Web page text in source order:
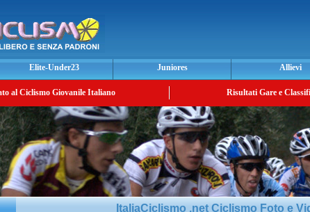
Elite-Under23 Juniores Allievi
al Ciclismo Giovanile Italiano Risultati Gare e
ItaliaCiclismo .net Ciclismo Foto e